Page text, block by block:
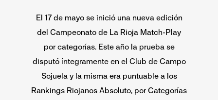
El 17 de mayo se inició una nueva edición
del Campeonato de La Rioja Match-Play
por categorías. Este año la prueba se
disputó íntegramente en el Club de Campo
Sojuela y la misma era puntuable a los
Rankings Riojanos Absoluto, por Categorías